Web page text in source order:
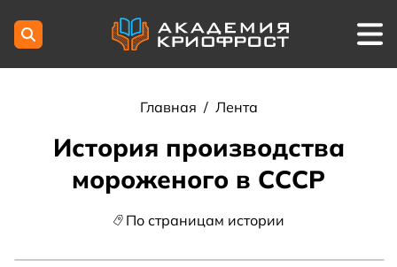
Главная / Лента
История производства
мороженого в СССР
По страницам истории